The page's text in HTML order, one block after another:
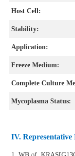
Host Cell:
Stability:
Application:
Freeze Medium:
Complete Culture
Mycoplasma Status:
IV. Representative